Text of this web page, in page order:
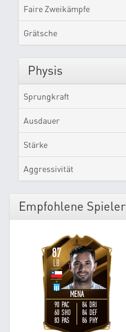
Faire Zweikämpfe
Grätsche
Physis
Sprungkraft
Ausdauer
Stärke
Aggressivität
Empfohlene Spieler